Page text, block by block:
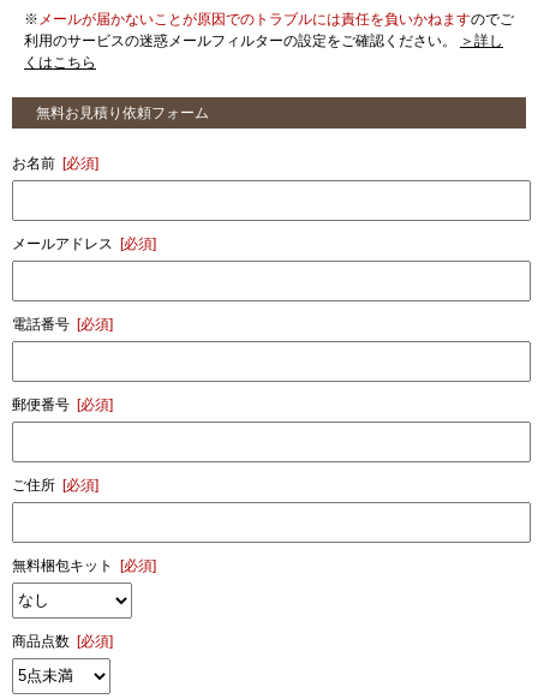
※ メールが届かないことが原因でのトラブルには責任を負いかねますのでご
利用のサービスの迷惑メールフィルターの設定をご確認ください。
＞詳し
くはこちら
無料お見積り依頼フォーム
お名前 [必須]
メールアドレス [必須]
電話番号 [必須]
郵便番号 [必須]
ご住所 [必須]
無料梱包キット [必須]
商品点数 [必須]